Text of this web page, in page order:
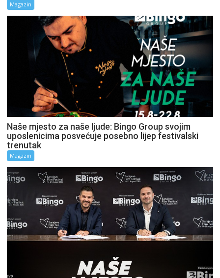
Magazin
Naše mjesto za naše ljude: Bingo Group svojim
uposlenicima posvećuje posebno lijep festivalski
trenutak
Magazin